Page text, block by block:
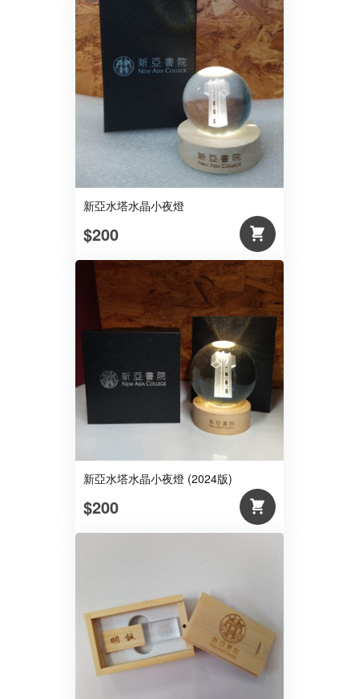
新亞水塔水晶小夜燈
$200
新亞水塔水晶小夜燈 (2024版)
$200